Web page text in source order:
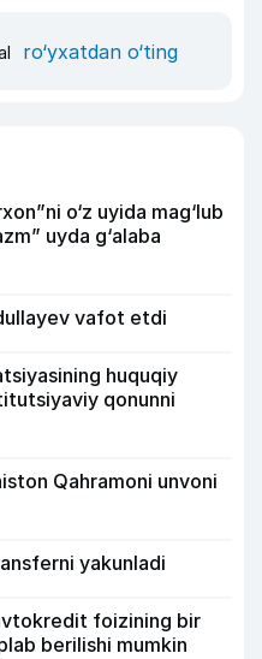
ro‘yxatdan o‘ting
o‘z uyida mag‘lub
uyda g‘alaba
vafot etdi
huquqiy
qonunni
Qahramoni unvoni
yakunladi
foizining bir
berilishi mumkin